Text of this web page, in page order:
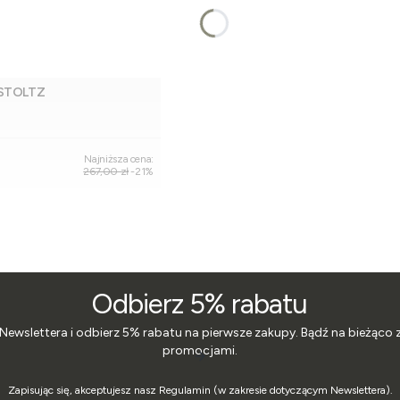
Dodaj do koszyka
Najniższa cena:
267,00 zł -21%
Odbierz 5% rabatu
i odbierz 5% rabatu na pierwsze zakupy. Bądź na bieżąco
promocjami.
Zapisując się, akceptujesz nasz Regulamin (w zakresie dotyczącym Newslettera).